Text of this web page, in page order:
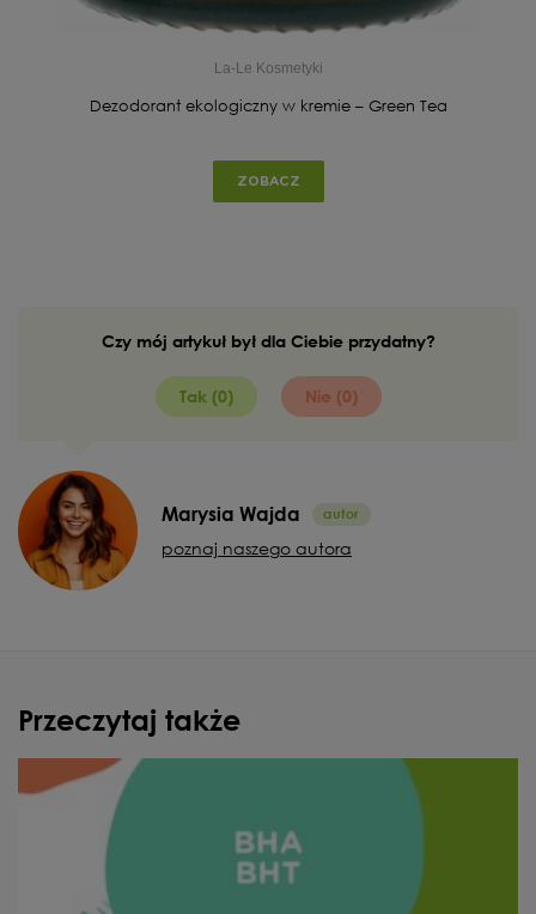
La-Le Kosmetyki
Dezodorant ekologiczny w kremie – Green Tea
ZOBACZ
Czy mój artykuł był dla Ciebie przydatny?
Tak (0) Nie (0)
Marysia Wajda
poznaj naszego autora
Przeczytaj także